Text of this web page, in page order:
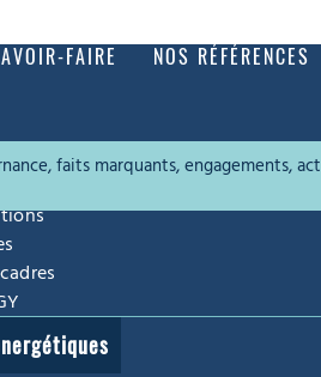
FAIRE NOS RÉFÉRENCES
faits marquants, engagements,